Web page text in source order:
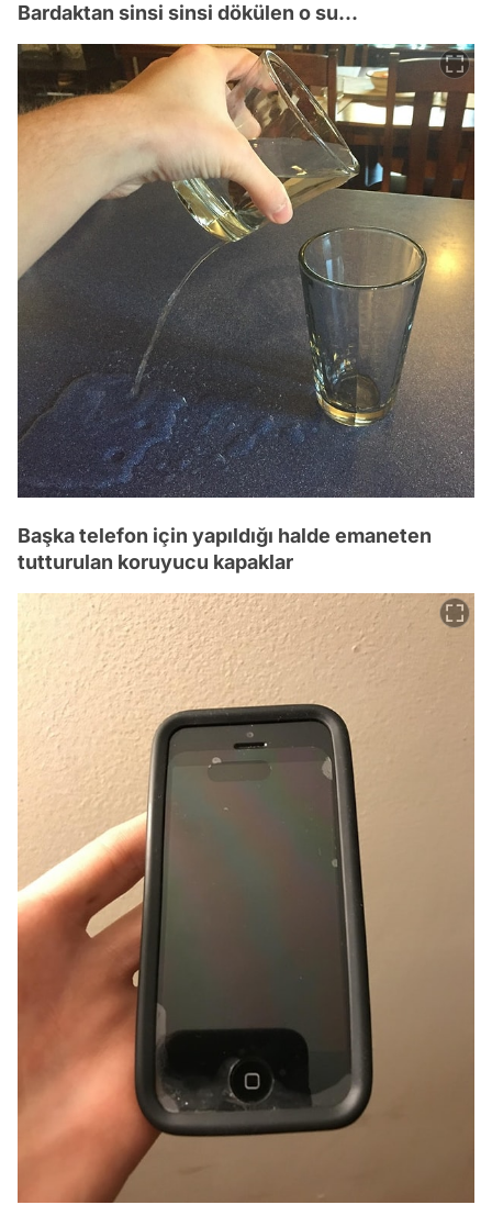
Bardaktan sinsi sinsi dökülen o su...
Başka telefon için yapıldığı halde emaneten
tutturulan koruyucu kapaklar